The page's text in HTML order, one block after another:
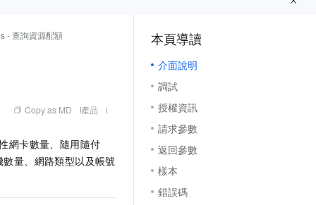
- 查詢資源配額
Copy as MD 產品
網卡數量、隨用隨付
量、網路類型以及帳號
本頁導讀
介面說明
調試
授權資訊
請求參數
返回參數
樣本
錯誤碼